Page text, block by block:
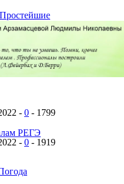
Простейшие
- 0 - 1799
РЕГЭ
- 0 - 1919